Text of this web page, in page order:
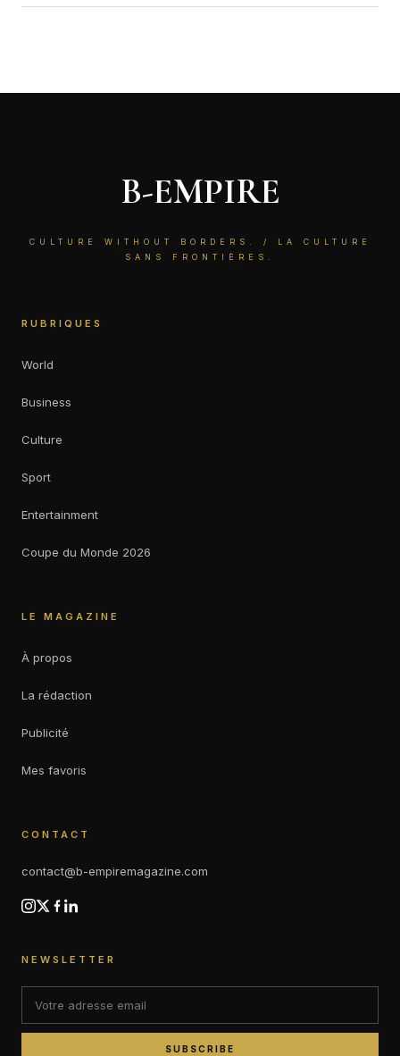
juridique et éthique qui touche directement la France.
B-EMPIRE
CULTURE WITHOUT BORDERS. / LA CULTURE
SANS FRONTIÈRES.
RUBRIQUES
World
Business
Culture
Sport
Entertainment
Coupe du Monde 2026
LE MAGAZINE
À propos
La rédaction
Publicité
Mes favoris
CONTACT
contact@b-empiremagazine.com
NEWSLETTER
SUBSCRIBE